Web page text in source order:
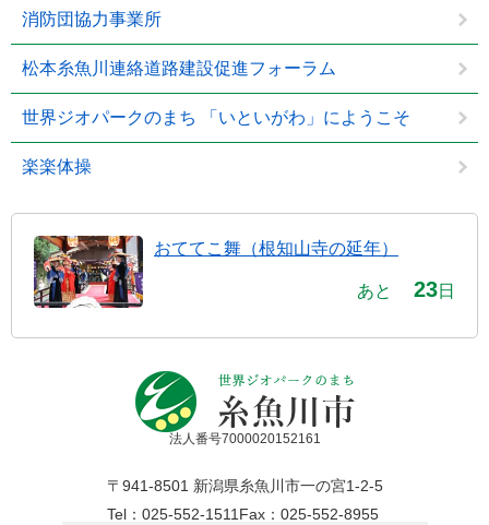
消防団協力事業所
松本糸魚川連絡道路建設促進フォーラム
世界ジオパークのまち 「いといがわ」にようこそ
楽楽体操
おててこ舞（根知山寺の延年）
あと 23日
法人番号7000020152161
〒941-8501 新潟県糸魚川市一の宮1-2-5
Tel：025-552-1511 Fax：025-552-8955